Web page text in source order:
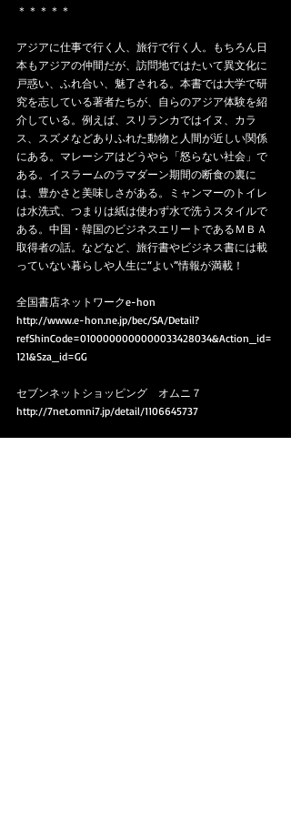
＊＊＊＊＊
アジアに仕事で行く人、旅行で行く人。もちろん日
本もアジアの仲間だが、訪問地ではたいて異文化に
戸惑い、ふれ合い、魅了される。本書では大学で研
究を志している著者たちが、自らのアジア体験を紹
介している。例えば、スリランカではイヌ、カラ
ス、スズメなどありふれた動物と人間が近しい関係
にある。マレーシアはどうやら「怒らない社会」で
ある。イスラームのラマダーン期間の断食の裏に
は、豊かさと美味しさがある。ミャンマーのトイレ
は水洗式、つまりは紙は使わず水で洗うスタイルで
ある。中国・韓国のビジネスエリートであるＭＢＡ
取得者の話。などなど、旅行書やビジネス書には載
っていない暮らしや人生に“よい”情報が満載！
全国書店ネットワークe-hon
http://www.e-hon.ne.jp/bec/SA/Detail?
refShinCode=0100000000000033428034&Action_id=
121&Sza_id=GG
セブンネットショッピング　オムニ７
http://7net.omni7.jp/detail/1106645737